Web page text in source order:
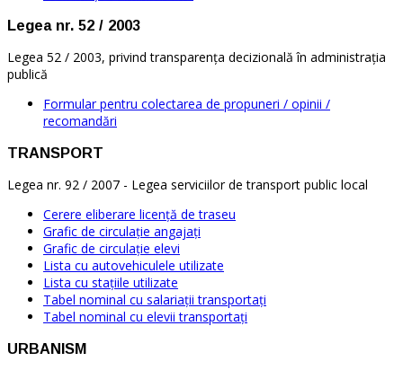
Legea nr. 52 / 2003
Legea 52 / 2003, privind transparența decizională în administrația
publică
Formular pentru colectarea de propuneri / opinii /
recomandări
TRANSPORT
Legea nr. 92 / 2007 - Legea serviciilor de transport public local
Cerere eliberare licenţă de traseu
Grafic de circulație angajați
Grafic de circulație elevi
Lista cu autovehiculele utilizate
Lista cu stațiile utilizate
Tabel nominal cu salariații transportați
Tabel nominal cu elevii transportați
URBANISM